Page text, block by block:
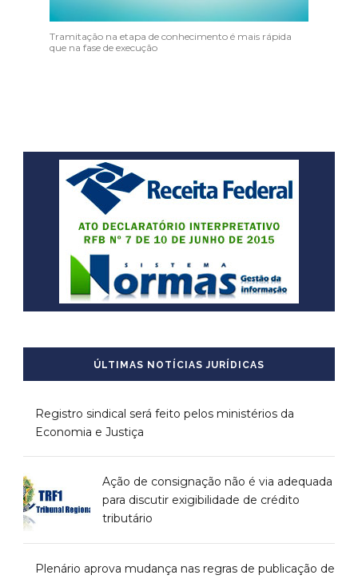
Tramitação na etapa de conhecimento é mais rápida
que na fase de execução
ÚLTIMAS NOTÍCIAS JURÍDICAS
Registro sindical será feito pelos ministérios da
Economia e Justiça
Ação de consignação não é via adequada
para discutir exigibilidade de crédito
tributário
Plenário aprova mudança nas regras de publicação de